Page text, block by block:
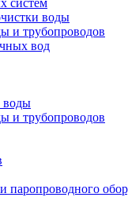
систем
воды
и трубопроводов
вод
воды
и трубопроводов
паропроводного